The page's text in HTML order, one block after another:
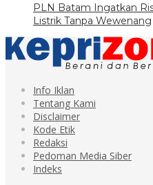
PLN Batam Ingatkan
Listrik Tanpa Wewenang
Info Iklan
Tentang Kami
Disclaimer
Kode Etik
Redaksi
Pedoman Media Siber
Indeks